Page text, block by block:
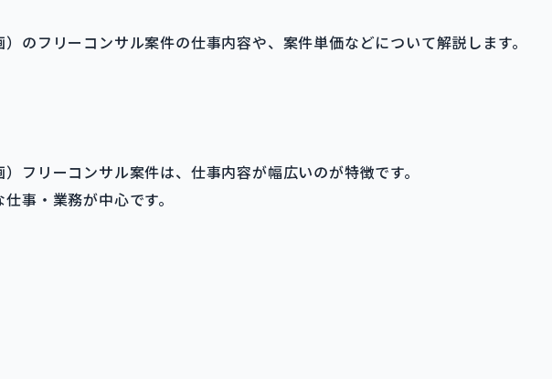
のフリーコンサル案件の仕事内容や、案件単価などについて解説します。
フリーコンサル案件は、仕事内容が幅広いのが特徴です。
事・業務が中心です。